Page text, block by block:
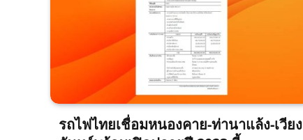
รถไฟไทยเชื่อมหนองคาย-ท่านาแล้ง-เวียง